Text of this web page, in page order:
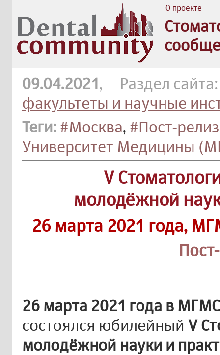
О проекте
09.04.2021, Раздел
факультеты и научные
Теги: #Москва, #Пост-
Университет Медицины
V
молодёжной
26 марта 2021 года,
26 марта 2021 года в
состоялся юбилейный V
молодёжной науки и